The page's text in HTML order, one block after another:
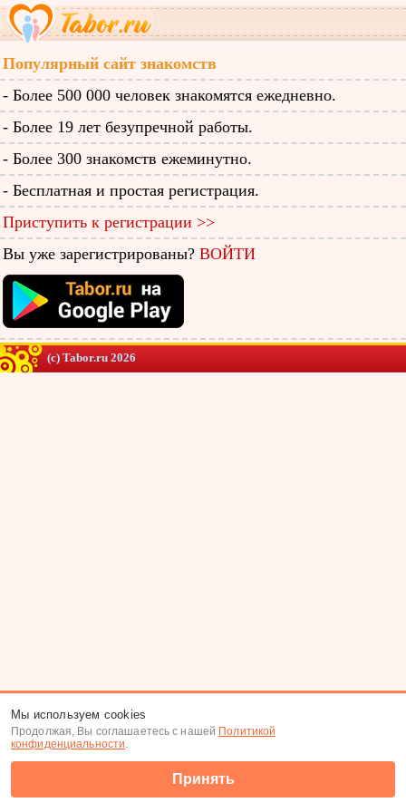
Популярный сайт знакомств
- Более 500 000 человек знакомятся ежедневно.
- Более 19 лет безупречной работы.
- Более 300 знакомств ежеминутно.
- Бесплатная и простая регистрация.
Приступить к регистрации >>
Вы уже зарегистрированы? ВОЙТИ
(c) Tabor.ru 2026
Мы используем cookies
Продолжая, Вы соглашаетесь с нашей Политикой
конфиденциальности.
Принять